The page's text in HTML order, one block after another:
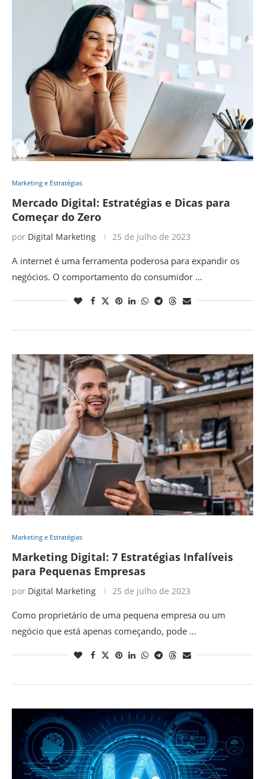
Marketing e Estratégias
Mercado Digital: Estratégias e Dicas para
Começar do Zero
por Digital Marketing 25 de julho de 2023
A internet é uma ferramenta poderosa para expandir os
negócios. O comportamento do consumidor …
Marketing e Estratégias
Marketing Digital: 7 Estratégias Infalíveis
para Pequenas Empresas
por Digital Marketing 25 de julho de 2023
Como proprietário de uma pequena empresa ou um
negócio que está apenas começando, pode …